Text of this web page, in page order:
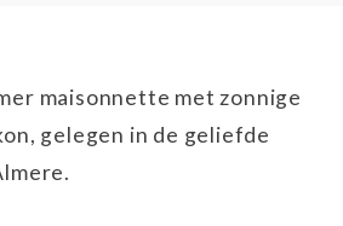
maisonnette met zonnige
gelegen in de geliefde